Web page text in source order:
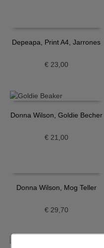
Depeapa, Print A4, Jarrones
€23,00
Donna Wilson, Goldie Becher
€21,00
Donna Wilson, Mog Teller
€29,70